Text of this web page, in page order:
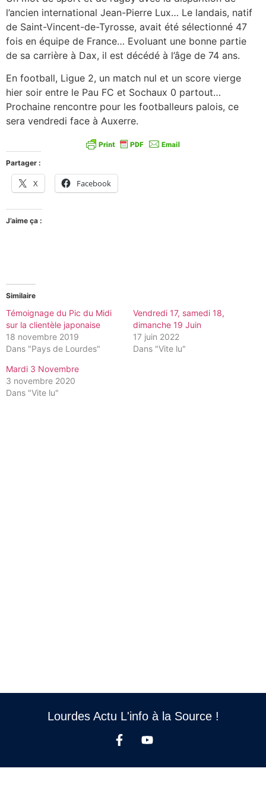
l’ancien international Jean-Pierre Lux… Le landais, natif
de Saint-Vincent-de-Tyrosse, avait été sélectionné 47
fois en équipe de France… Evoluant une bonne partie
de sa carrière à Dax, il est décédé à l’âge de 74 ans.
En football, Ligue 2, un match nul et un score vierge
hier soir entre le Pau FC et Sochaux 0 partout…
Prochaine rencontre pour les footballeurs palois, ce
sera vendredi face à Auxerre.
Partager :
X Facebook
J’aime ça :
Similaire
Témoignage du Pic du Midi
sur la clientèle japonaise
18 novembre 2019
Dans "Pays de Lourdes"
Vendredi 17, samedi 18,
dimanche 19 Juin
17 juin 2022
Dans "Vite lu"
Mardi 3 Novembre
3 novembre 2020
Dans "Vite lu"
Lourdes Actu L'info à la Source !